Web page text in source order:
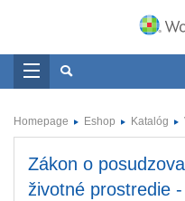
Homepage Eshop Katalóg
Zákon o
životné prostredie